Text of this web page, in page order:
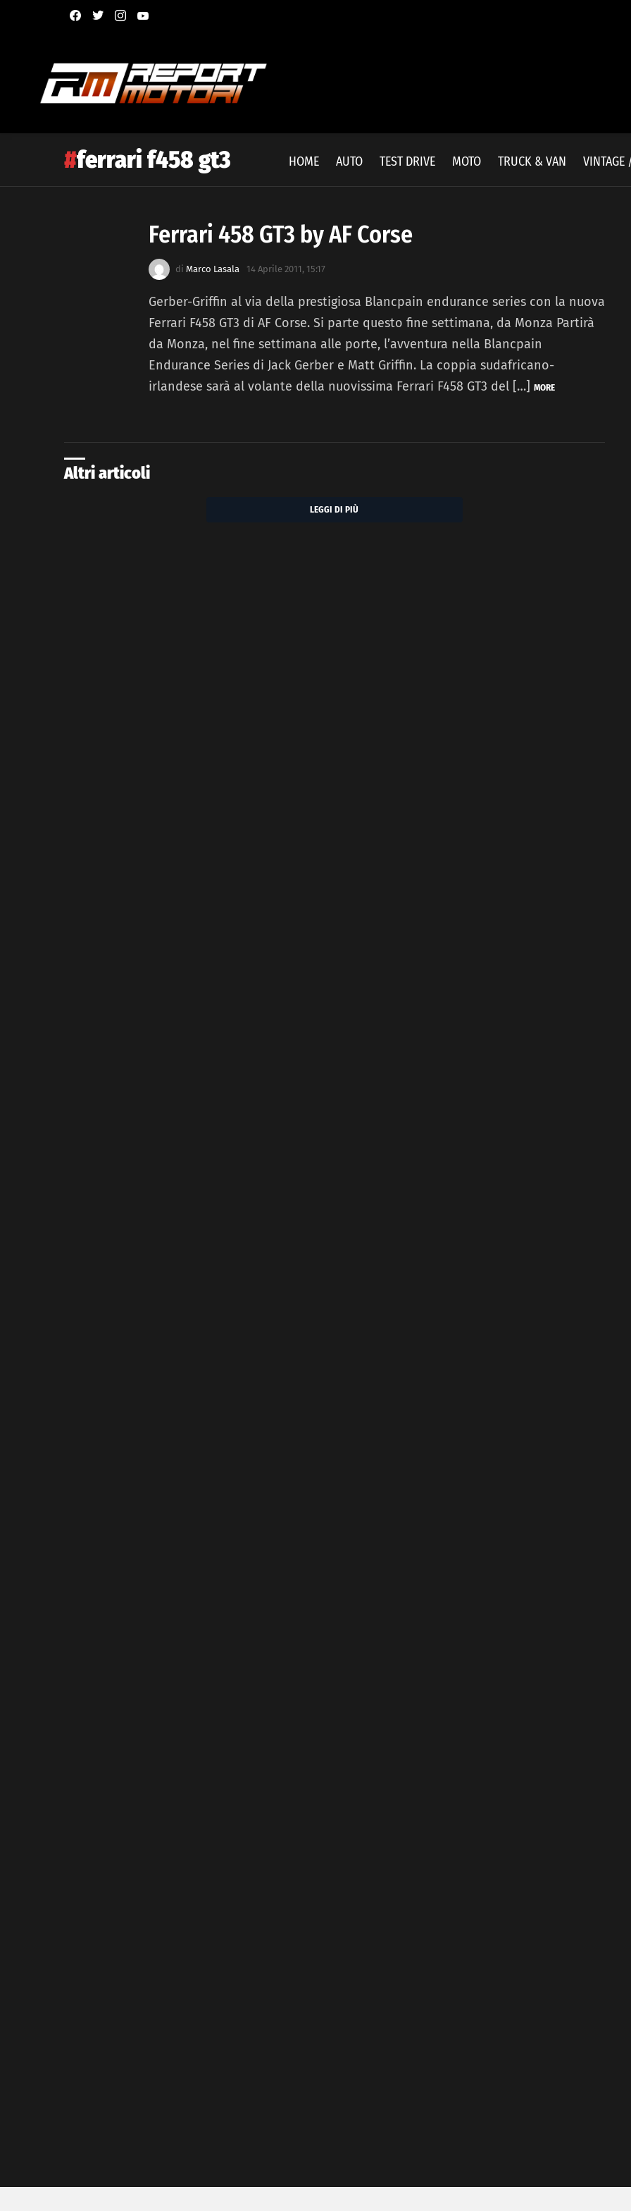
facebooktwitterinstagram
HOME AUTO TEST DRIVE MOTO TRUCK & VAN VINTAGE
ferrari f458 gt3
Ferrari 458 GT3 by AF Corse
di Marco Lasala 14 Aprile 2011, 15:17
Gerber-Griffin al via della prestigiosa Blancpain endurance series con la nuova
Ferrari F458 GT3 di AF Corse. Si parte questo fine settimana, da Monza Partirà
da Monza, nel fine settimana alle porte, l’avventura nella Blancpain
Endurance Series di Jack Gerber e Matt Griffin. La coppia sudafricano-
irlandese sarà al volante della nuovissima Ferrari F458 GT3 del […] MORE
Altri articoli
LEGGI DI PIÙ